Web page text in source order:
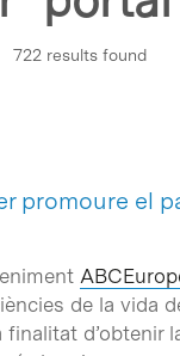
722 results found
promoure el
de la vida
d’obtenir